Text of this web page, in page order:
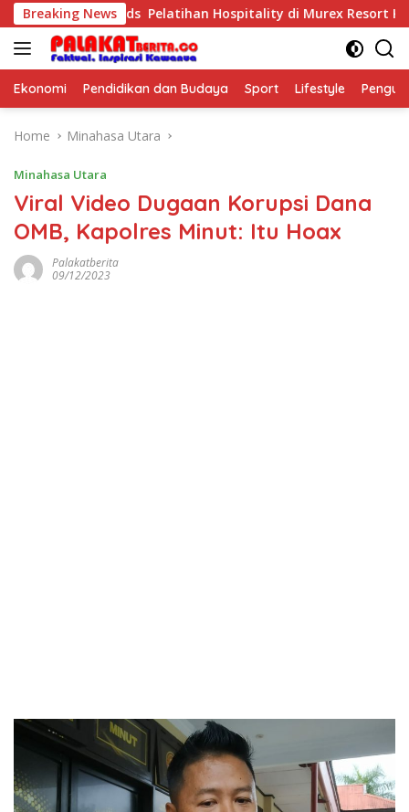
Skip
to
content
Breaking News
Purposeful Kids Pelatihan Hospitality di Murex Resort Kalasey
Ekonomi Pendidikan dan Budaya Sport Lifestyle
Home Minahasa Utara
Minahasa Utara
Viral Video Dugaan Korupsi Dana
OMB, Kapolres Minut: Itu Hoax
Palakatberita
09/12/2023